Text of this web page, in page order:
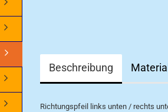
Beschreibung
Richtungspfeil links unten / rechts